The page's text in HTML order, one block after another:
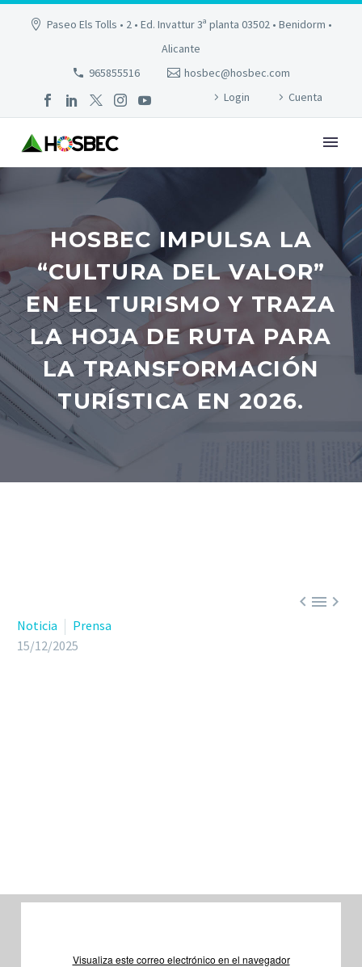
Paseo Els Tolls • 2 • Ed. Invattur 3ª planta 03502 • Benidorm •
Alicante
965855516
hosbec@hosbec.com
Login
Cuenta
HOSBEC IMPULSA LA
“CULTURA DEL VALOR”
EN EL TURISMO Y TRAZA
LA HOJA DE RUTA PARA
LA TRANSFORMACIÓN
TURÍSTICA EN 2026.

Noticia
Prensa
15/12/2025
Visualiza este correo electrónico en el navegador